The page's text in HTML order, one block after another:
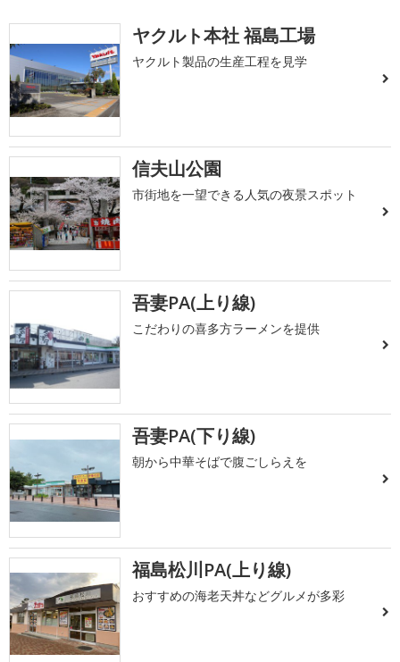
ヤクルト本社 福島工場
ヤクルト製品の生産工程を見学
信夫山公園
市街地を一望できる人気の夜景スポット
吾妻PA(上り線)
こだわりの喜多方ラーメンを提供
吾妻PA(下り線)
朝から中華そばで腹ごしらえを
福島松川PA(上り線)
おすすめの海老天丼などグルメが多彩